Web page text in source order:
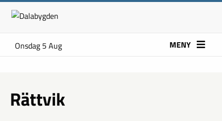
Onsdag 5 Aug MENY
Rättvik